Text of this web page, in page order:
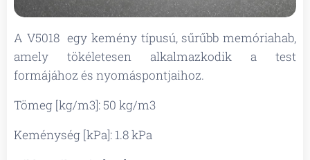
A V5018 egy kemény típusú, sűrűbb memóriahab,
amely tökéletesen alkalmazkodik a test
formájához és nyomáspontjaihoz.
Tömeg [kg/m3]: 50 kg/m3
Keménység [kPa]: 1.8 kPa